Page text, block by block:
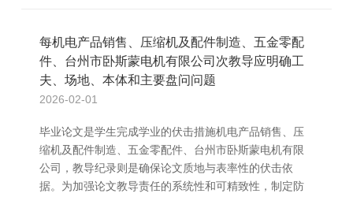
每机电产品销售、压缩机及配件制造、五金零配
件、台州市卧斯蒙电机有限公司次教导应明确工
夫、场地、本体和主要盘问问题
2026-02-01
毕业论文是学生完成学业的伏击措施机电产品销售、压
缩机及配件制造、五金零配件、台州市卧斯蒙电机有限
公司，教导纪录则是确保论文质地与表率性的伏击依
据。为加强论文教导责任的系统性和可精致性，制定防